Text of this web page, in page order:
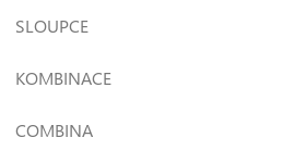
SLOUPCE
KOMBINACE
COMBINA